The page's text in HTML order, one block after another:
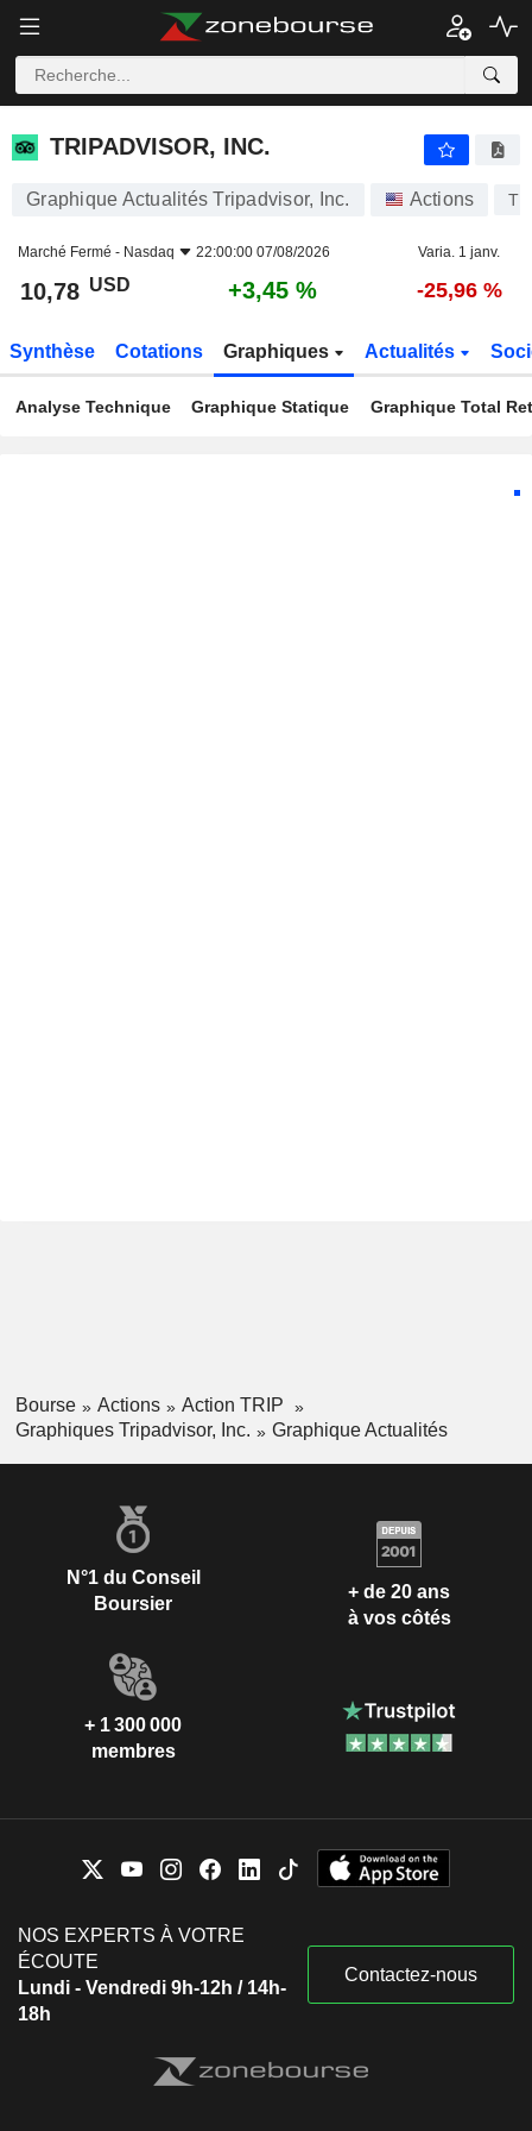
TRIPADVISOR, INC.
TRIPADVISOR, INC.
Graphique Actualités Tripadvisor, Inc. Actions
Marché Fermé - Nasdaq 22:00:00 07/08/2026 Varia. 1 janv.
10,78 USD +3,45 % -25,96 %
Synthèse Cotations Graphiques Actualités
Analyse Technique Graphique Statique Graphique Total
Bourse Actions
Action TRIP
Graphiques Tripadvisor, Inc.
Graphique Actualités
N°1 du Conseil
Boursier
+ de 20 ans
à vos côtés
+ 1 300 000
membres
NOS EXPERTS À VOTRE
ÉCOUTE
Lundi - Vendredi 9h-12h / 14h-
18h
Contactez-nous